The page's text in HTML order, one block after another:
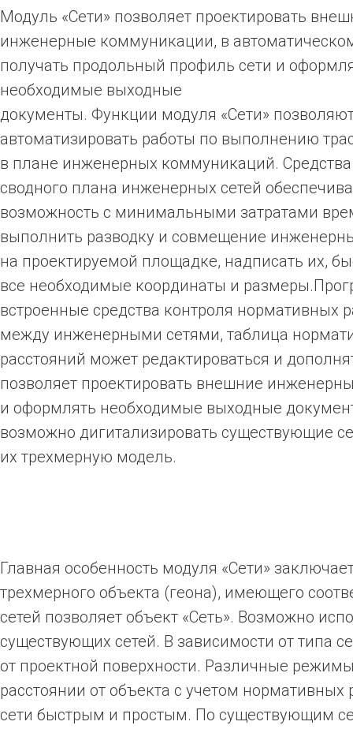
Модуль «Сети» позволяет проектировать
инженерные коммуникации, в
получать продольный профиль сети и
необходимые выходные
документы. Функции модуля «Сети»
автоматизировать работы по выполнению
в плане инженерных коммуникаций.
сводного плана инженерных сетей
возможность с минимальными затратами
выполнить разводку и совмещение
на проектируемой площадке, надписать их,
все необходимые координаты и
встроенные средства контроля нормативных
между инженерными сетями, таблица
расстояний может редактироваться и
позволяет проектировать внешние
и оформлять необходимые выходные
возможно дигитализировать существующие
их трехмерную модель.
Главная особенность модуля «Сети»
трехмерного объекта (геона), имеющего
сетей позволяет объект «Сеть». Возможно
существующих сетей. В зависимости от типа
от проектной поверхности. Различные
расстоянии от объекта с учетом
сети быстрым и простым. По существующим